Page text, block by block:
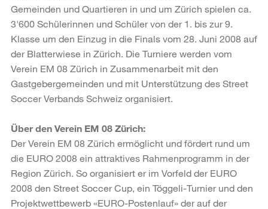
Gemeinden und Quartieren in und um Zürich spielen ca.
3'600 Schülerinnen und Schüler von der 1. bis zur 9.
Klasse um den Einzug in die Finals vom 28. Juni 2008 auf
der Blatterwiese in Zürich. Die Turniere werden vom
Verein EM 08 Zürich in Zusammenarbeit mit den
Gastgebergemeinden und mit Unterstützung des Street
Soccer Verbands Schweiz organisiert.
Über den Verein EM 08 Zürich:
Der Verein EM 08 Zürich ermöglicht und fördert rund um
die EURO 2008 ein attraktives Rahmenprogramm in der
Region Zürich. So organisiert er im Vorfeld der EURO
2008 den Street Soccer Cup, ein Töggeli-Turnier und den
Projektwettbewerb «EURO-Postenlauf» der auf der